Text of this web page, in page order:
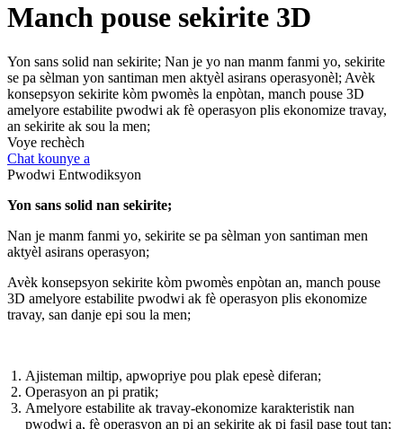
Manch pouse sekirite 3D
Yon sans solid nan sekirite; Nan je yo nan manm fanmi yo, sekirite
se pa sèlman yon santiman men aktyèl asirans operasyonèl; Avèk
konsepsyon sekirite kòm pwomès la enpòtan, manch pouse 3D
amelyore estabilite pwodwi ak fè operasyon plis ekonomize travay,
an sekirite ak sou la men;
Voye rechèch
Chat kounye a
Pwodwi Entwodiksyon
Yon sans solid nan sekirite;
Nan je manm fanmi yo, sekirite se pa sèlman yon santiman men
aktyèl asirans operasyon;
Avèk konsepsyon sekirite kòm pwomès enpòtan an, manch pouse
3D amelyore estabilite pwodwi ak fè operasyon plis ekonomize
travay, san danje epi sou la men;
Ajisteman miltip, apwopriye pou plak epesè diferan;
Operasyon an pi pratik;
Amelyore estabilite ak travay-ekonomize karakteristik nan
pwodwi a, fè operasyon an pi an sekirite ak pi fasil pase tout tan;